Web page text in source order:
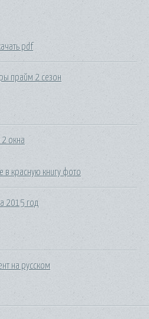
pdf
прайм 2 сезон
2 окна
красную книгу фото
2015 год
на русском